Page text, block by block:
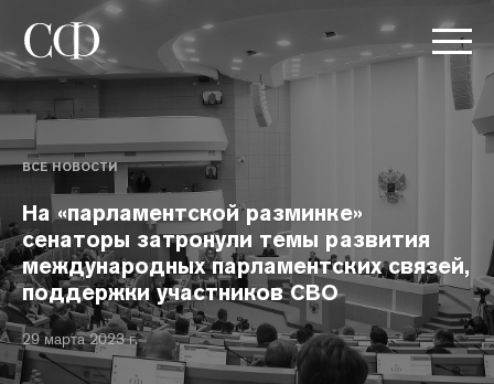
ВСЕ НОВОСТИ
На «парламентской разминке»
сенаторы затронули темы развития
международных парламентских связей,
поддержки участников СВО
29 марта 2023 г.